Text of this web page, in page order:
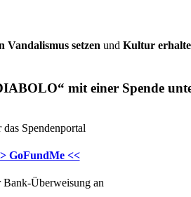
Vandalismus setzenund Kultur
mit einer Spende
das Spendenportal
GoFundMe <<
Bank-Überweisung an